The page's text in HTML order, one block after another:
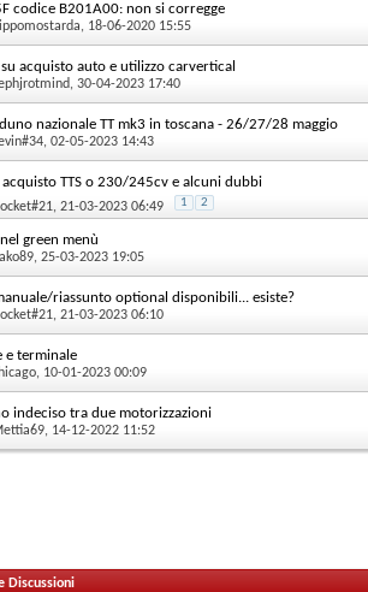
codice B201A00: non si corregge
, 18-06-2020 15:55
acquisto auto e utilizzo carvertical
, 30-04-2023 17:40
nazionale TT mk3 in toscana - 26/27/28 maggio
, 02-05-2023 14:43
acquisto TTS o 230/245cv e alcuni dubbi
, 21-03-2023 06:49 1 2
green menù
, 25-03-2023 19:05
riassunto optional disponibili... esiste?
, 21-03-2023 06:10
e terminale
, 10-01-2023 00:09
indeciso tra due motorizzazioni
, 14-12-2022 11:52
Discussioni